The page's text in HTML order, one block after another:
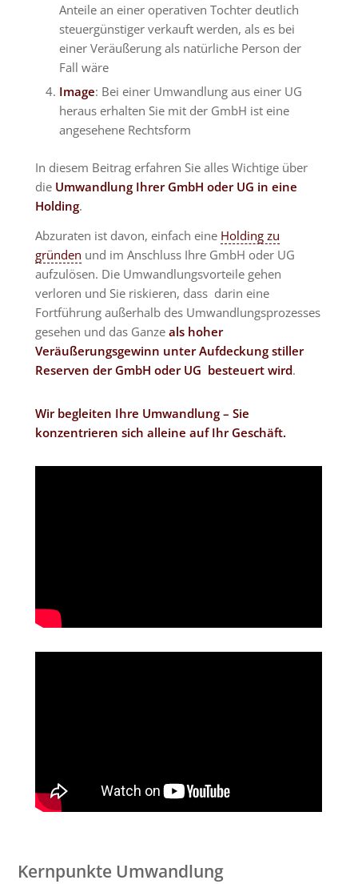
Anteile an einer operativen Tochter deutlich
steuergünstiger verkauft werden, als es bei
einer Veräußerung als natürliche Person der
Fall wäre
Image: Bei einer Umwandlung aus einer UG
heraus erhalten Sie mit der GmbH ist eine
angesehene Rechtsform
In diesem Beitrag erfahren Sie alles Wichtige über
die Umwandlung Ihrer GmbH oder UG in eine
Holding.
Abzuraten ist davon, einfach eine Holding zu
gründen und im Anschluss Ihre GmbH oder UG
aufzulösen. Die Umwandlungsvorteile gehen
verloren und Sie riskieren, dass darin eine
Fortführung außerhalb des Umwandlungsprozesses
gesehen und das Ganzeals hoher
Veräußerungsgewinn unter Aufdeckung stiller
Reserven der GmbH oder UG besteuert wird.
Wir begleiten Ihre Umwandlung – Sie
konzentrieren sich alleine auf Ihr Geschäft.
Kernpunkte Umwandlung